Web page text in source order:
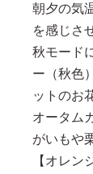
朝夕の気
を感じさ
秋モード
ー（秋色
ットのお
オータム
がいもや
【オレン